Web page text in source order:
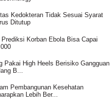
Kedokteran Tidak Sesuai Syarat
Ditutup
Prediksi Korban Ebola Bisa Capai
Pakai High Heels Berisiko Gangguan
B...
Pembangunan Kesehatan
Lebih Ber...